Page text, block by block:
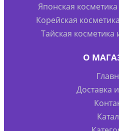
Японская
Корейская
Тайская
О
Доставка